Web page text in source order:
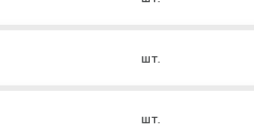
шт.
шт.